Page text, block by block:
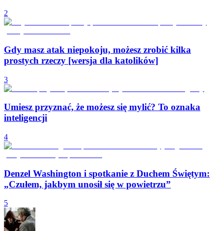
2
Gdy masz atak niepokoju, możesz zrobić kilka
prostych rzeczy [wersja dla katolików]
3
Umiesz przyznać, że możesz się mylić? To oznaka
inteligencji
4
Denzel Washington i spotkanie z Duchem Świętym:
„Czułem, jakbym unosił się w powietrzu”
5